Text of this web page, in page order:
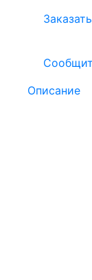
Заказать
Описание